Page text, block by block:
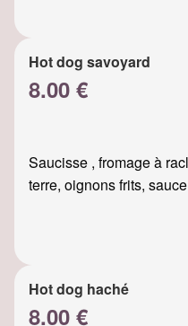
Hot dog savoyard
8.00 €
Saucisse , fromage à
terre, oignons frits,
Hot dog haché
8.00 €